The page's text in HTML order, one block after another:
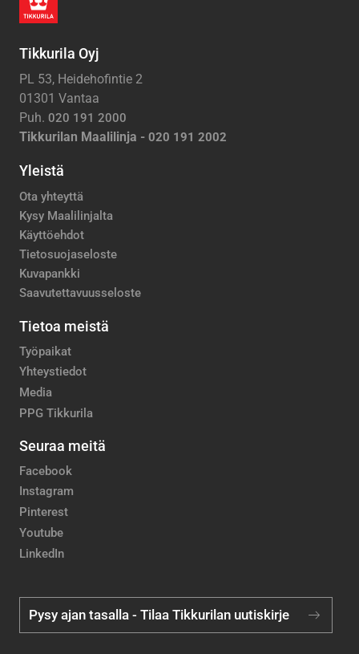
Tikkurila Oyj
PL 53, Heidehofintie 2
01301 Vantaa
Puh. 020 191 2000
Tikkurilan Maalilinja - 020 191 2002
Yleistä
Ota yhteyttä
Kysy Maalilinjalta
Käyttöehdot
Tietosuojaseloste
Kuvapankki
Saavutettavuusseloste
Tietoa meistä
Työpaikat
Yhteystiedot
Media
PPG Tikkurila
Seuraa meitä
Facebook
Instagram
Pinterest
Youtube
LinkedIn
Pysy ajan tasalla - Tilaa Tikkurilan uutiskirje